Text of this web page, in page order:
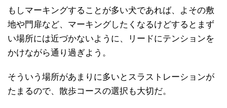
もしマーキングすることが多い犬であれば、よその敷
地や門扉など、マーキングしたくなるけどするとまず
い場所には近づかないように、リードにテンションを
かけながら通り過ぎよう。
そういう場所があまりに多いとスラストレーションが
たまるので、散歩コースの選択も大切だ。